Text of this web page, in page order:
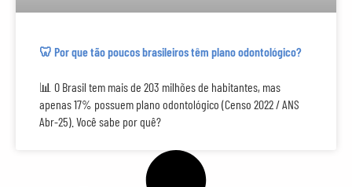
🦷 Por que tão poucos brasileiros têm plano odontológico?
📊 O Brasil tem mais de 203 milhões de habitantes, mas
apenas 17% possuem plano odontológico (Censo 2022 / ANS
Abr-25). Você sabe por quê?